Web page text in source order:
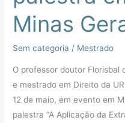
Minas
Sem categoria / Mestrado
O professor doutor Florisbal
e mestrado em Direito da
12 de maio, em evento em
palestra “A Aplicação da